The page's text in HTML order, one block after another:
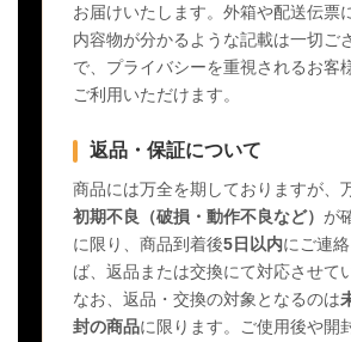
お届けいたします。外箱や配送伝票
内容物が分かるような記載は一切ご
で、プライバシーを重視されるお客
ご利用いただけます。
返品・保証について
商品には万全を期しておりますが、
初期不良（破損・動作不良など） が
に限り、商品到着後5日以内にご連
ば、返品または交換にて対応させて
なお、返品・交換の対象となるのは
封の商品に限ります。ご使用後や開